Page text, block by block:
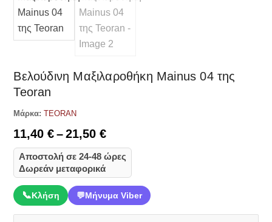
Βελούδινη Μαξιλαροθήκη Mainus 04 της
Teoran
Μάρκα: TEORAN
11,40€ – 21,50€Price
range:
11,40 €
through
21,50 €
Αποστολή σε 24-48 ώρες
Δωρεάν μεταφορικά
📞Κλήση 💬Μήνυμα Viber